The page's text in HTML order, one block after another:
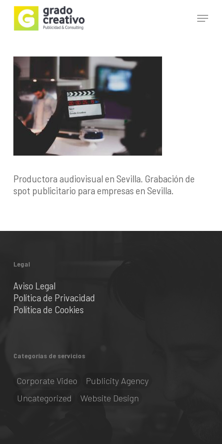
Skip
main
Menu
Productora audiovisual en Sevilla. Grabación de
spot publicitario para empresas en Sevilla.
Legal
Aviso Legal
Política de Privacidad
Política de Cookies
Categorías de servicios
Corporate Video
Publicity Agency
Uncategorized
Website Design